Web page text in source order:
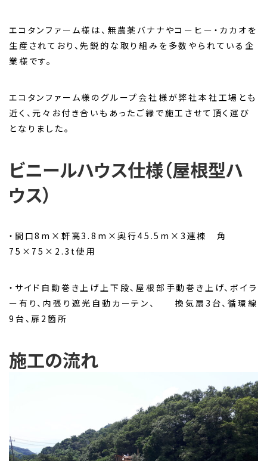
エコタンファーム様は、無農薬バナナやコーヒー・カカオを
生産されており、先鋭的な取り組みを多数やられている企
業様です。
エコタンファーム様のグループ会社様が弊社本社工場とも
近く、元々お付き合いもあったご縁で施工させて頂く運び
となりました。
ビニールハウス仕様（屋根型ハ
ウス）
・間口8m×軒高3.8m×奥行45.5m×3連棟 角
75×75×2.3t使用
・サイド自動巻き上げ上下段、屋根部手動巻き上げ、ボイラ
ー有り、内張り遮光自動カーテン、 換気扇3台、循環線
9台、扉2箇所
施工の流れ